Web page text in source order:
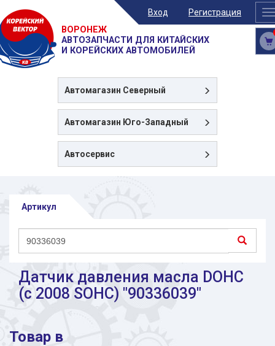
Вход Регистрация
ВОРОНЕЖ
АВТОЗАПЧАСТИ ДЛЯ КИТАЙСКИХ
И КОРЕЙСКИХ АВТОМОБИЛЕЙ
Автомагазин Северный
Автомагазин Юго-Западный
Автосервис
Артикул
Датчик давления масла DOHC
(с 2008 SOHC) "90336039"
Товар в